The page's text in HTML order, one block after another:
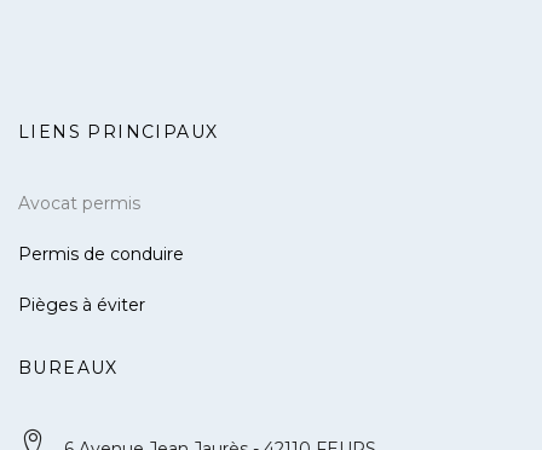
LIENS PRINCIPAUX
Avocat permis
Permis de conduire
Pièges à éviter
BUREAUX